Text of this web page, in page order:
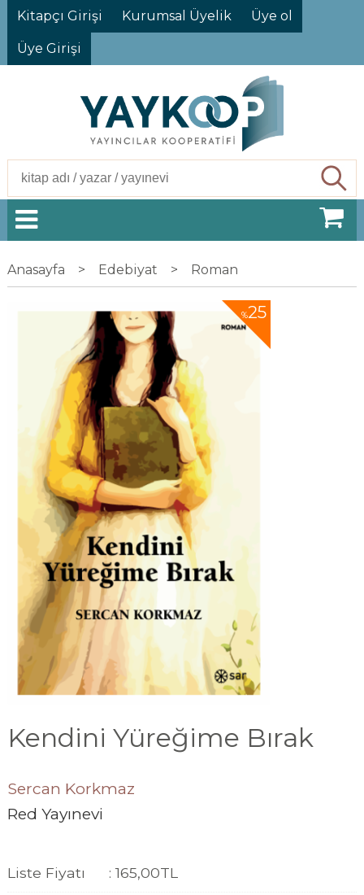
Kitapçı Girişi Kurumsal Üyelik Üye ol
Üye Girişi
Anasayfa > Edebiyat > Roman
%25
Kendini Yüreğime Bırak
Sercan Korkmaz
Red Yayınevi
Liste Fiyatı : 165,00TL